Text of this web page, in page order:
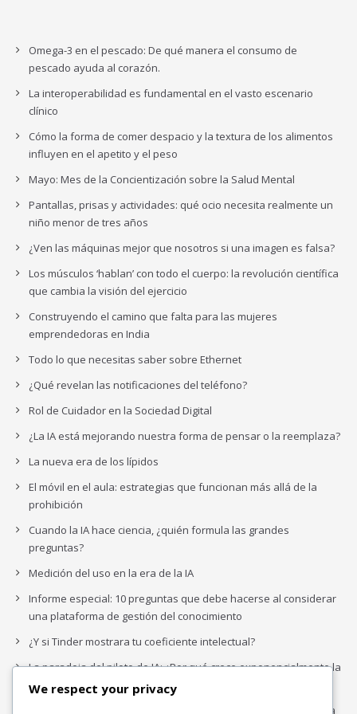
Omega-3 en el pescado: De qué manera el consumo de
pescado ayuda al corazón.
La interoperabilidad es fundamental en el vasto escenario
clínico
Cómo la forma de comer despacio y la textura de los alimentos
influyen en el apetito y el peso
Mayo: Mes de la Concientización sobre la Salud Mental
Pantallas, prisas y actividades: qué ocio necesita realmente un
niño menor de tres años
¿Ven las máquinas mejor que nosotros si una imagen es falsa?
Los músculos ‘hablan’ con todo el cuerpo: la revolución científica
que cambia la visión del ejercicio
Construyendo el camino que falta para las mujeres
emprendedoras en India
Todo lo que necesitas saber sobre Ethernet
¿Qué revelan las notificaciones del teléfono?
Rol de Cuidador en la Sociedad Digital
¿La IA está mejorando nuestra forma de pensar o la reemplaza?
La nueva era de los lípidos
El móvil en el aula: estrategias que funcionan más allá de la
prohibición
Cuando la IA hace ciencia, ¿quién formula las grandes
preguntas?
Medición del uso en la era de la IA
Informe especial: 10 preguntas que debe hacerse al considerar
una plataforma de gestión del conocimiento
¿Y si Tinder mostrara tu coeficiente intelectual?
La paradoja del piloto de IA: ¿Por qué crece exponencialmente la
complejidad de la IA empresarial?
Los organigramas de marketing se crearon para los canales. La
We respect your privacy